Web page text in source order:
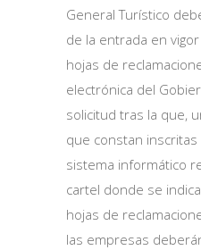
General Turístico
de la entrada en
hojas de
electrónica del
solicitud tras la que,
que constan
sistema informático
cartel donde se
hojas de
las empresas